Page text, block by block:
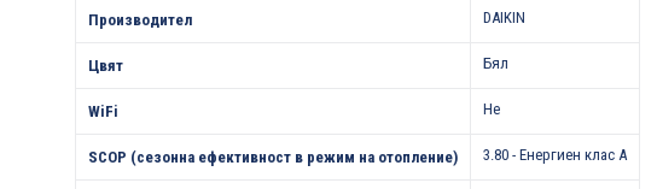
Производител DAIKIN
Цвят Бял
WiFi Не
SCOP (сезонна ефективност в режим на отопление) 3.80 - Енергиен клас А